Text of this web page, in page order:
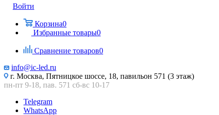
Войти
Корзина0
Избранные товары0
Сравнение товаров0
info@ic-led.ru
г. Москва, Пятницкое шоссе, 18, павильон 571 (3 этаж)
пн-пт 9-18, пав. 571 сб-вс 10-17
Telegram
WhatsApp